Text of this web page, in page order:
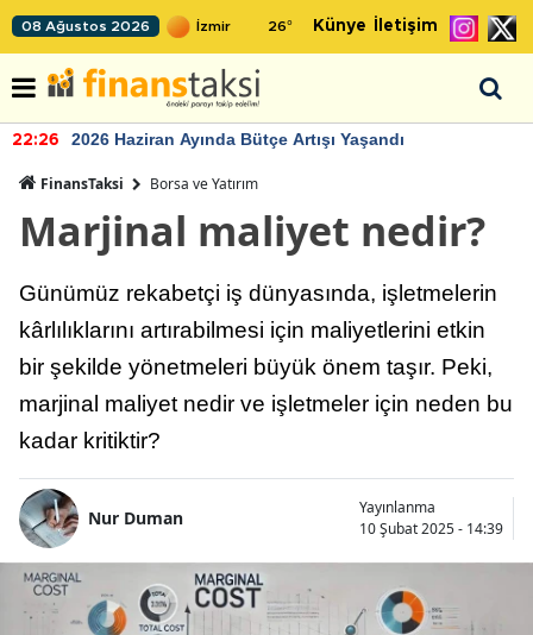
08 Ağustos 2026 26° Künye İletişim
22:26 2026 Haziran Ayında Bütçe Artışı Yaşandı
FinansTaksi Borsa ve Yatırım
Marjinal maliyet nedir?
Günümüz rekabetçi iş dünyasında, işletmelerin
kârlılıklarını artırabilmesi için maliyetlerini etkin
bir şekilde yönetmeleri büyük önem taşır. Peki,
marjinal maliyet nedir ve işletmeler için neden bu
kadar kritiktir?
Nur Duman
Yayınlanma
10 Şubat 2025 - 14:39